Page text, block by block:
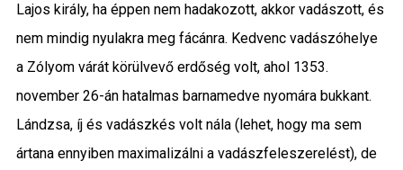
Lajos király, ha éppen nem hadakozott, akkor vadászott, és
nem mindig nyulakra meg fácánra. Kedvenc vadászóhelye
a Zólyom várát körülvevő erdőség volt, ahol 1353.
november 26-án hatalmas barnamedve nyomára bukkant.
Lándzsa, íj és vadászkés volt nála (lehet, hogy ma sem
ártana ennyiben maximalizálni a vadászfeleszerelést), de